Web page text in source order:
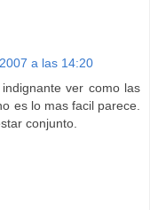
a las 14:20
ver como las
es lo mas facil parece.
conjunto.